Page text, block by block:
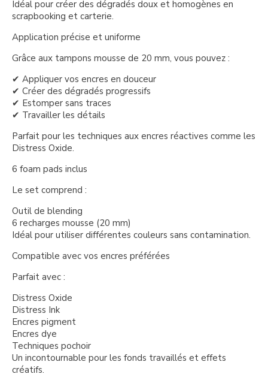
Idéal pour créer des dégradés doux et homogènes en
scrapbooking et carterie.
Application précise et uniforme
Grâce aux tampons mousse de 20 mm, vous pouvez :
✔ Appliquer vos encres en douceur
✔ Créer des dégradés progressifs
✔ Estomper sans traces
✔ Travailler les détails
Parfait pour les techniques aux encres réactives comme les
Distress Oxide.
6 foam pads inclus
Le set comprend :
Outil de blending
6 recharges mousse (20 mm)
Idéal pour utiliser différentes couleurs sans contamination.
Compatible avec vos encres préférées
Parfait avec :
Distress Oxide
Distress Ink
Encres pigment
Encres dye
Techniques pochoir
Un incontournable pour les fonds travaillés et effets
créatifs.